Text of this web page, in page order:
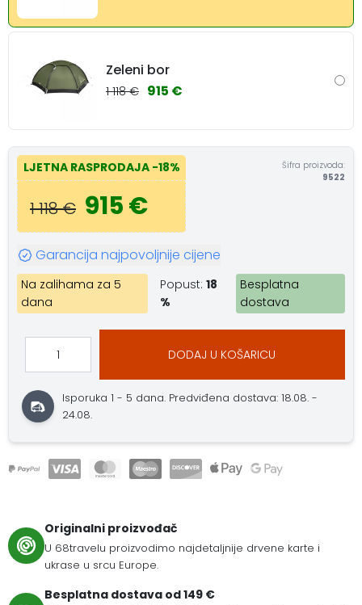
Zeleni bor
1 118 € 915 €
LJETNA RASPRODAJA -18%
1 118 € 915 €
Šifra proizvoda:
9522
Garancija najpovoljnije cijene
Na zalihama za 5
dana
Popust: 18
%
Besplatna
dostava
DODAJ U KOŠARICU
Isporuka 1 - 5 dana. Predviđena dostava: 18.08. -
24.08.
Originalni proizvođač
U 68travelu proizvodimo najdetaljnije drvene karte i
ukrase u srcu Europe.
Besplatna dostava od 149 €